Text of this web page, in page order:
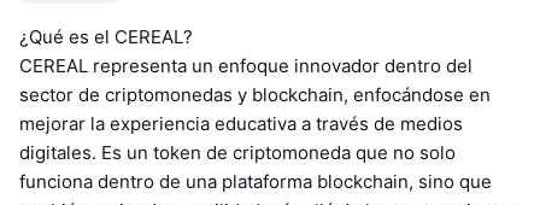
¿Qué es el CEREAL?
CEREAL representa un enfoque innovador dentro del
sector de criptomonedas y blockchain, enfocándose en
mejorar la experiencia educativa a través de medios
digitales. Es un token de criptomoneda que no solo
funciona dentro de una plataforma blockchain, sino que